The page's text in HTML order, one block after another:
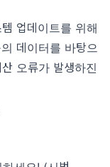
업데이트를 위해
데이터를 바탕으
오류가 발생하진